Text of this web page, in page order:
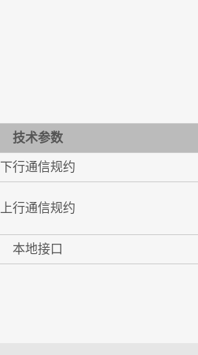
技术参数
下行通信规约
上行通信规约
本地接口